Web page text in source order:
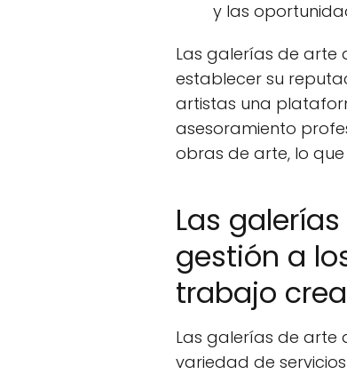
y las
Las galerías de arte
establecer su
artistas una
asesoramiento
obras de arte, lo
Las
gestión a
trabajo
Las galerías de arte
variedad de